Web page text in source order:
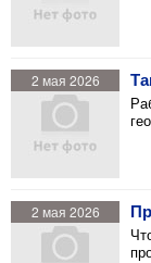
2 мая 2026
2 мая 2026